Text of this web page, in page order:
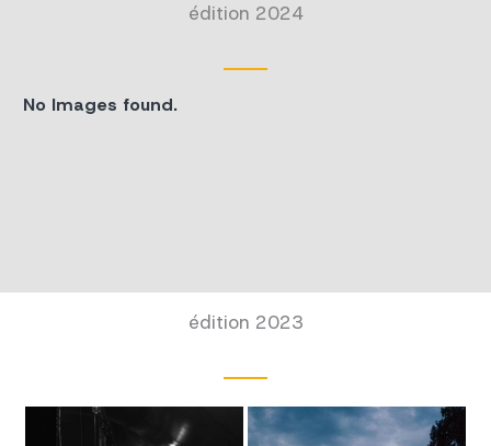
édition 2024
No Images found.
édition 2023